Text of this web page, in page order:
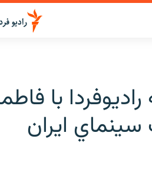
با
ايران